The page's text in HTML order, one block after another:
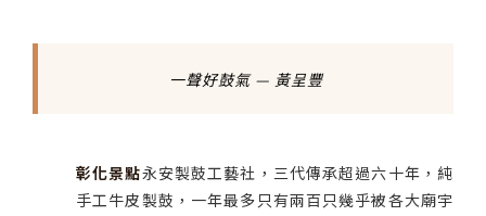
一聲好鼓氣 — 黃呈豐
彰化景點永安製鼓工藝社，三代傳承超過六十年，純
手工牛皮製鼓，一年最多只有兩百只幾乎被各大廟宇